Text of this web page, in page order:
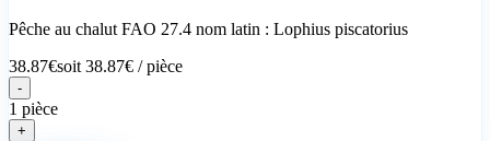
Pêche au chalut FAO 27.4 nom latin : Lophius piscatorius
38.87€soit 38.87€ /pièce
-
1 pièce
+